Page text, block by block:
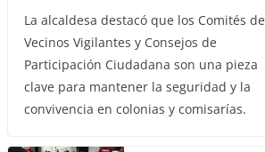
La alcaldesa destacó que los Comités de
Vecinos Vigilantes y Consejos de
Participación Ciudadana son una pieza
clave para mantener la seguridad y la
convivencia en colonias y comisarías.